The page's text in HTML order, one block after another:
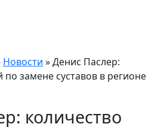
Новости »Денис Паслер:
замене суставов в регионе
количество